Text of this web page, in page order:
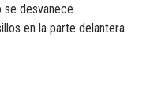
se desvanece
en la parte delantera